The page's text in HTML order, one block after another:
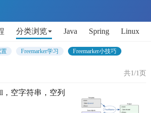
分类浏览 Java Spring Linux
片段 Get小技能 面试题
置 Freemarker学习 Freemarker小技巧
共1/1页
，空字符串，空列